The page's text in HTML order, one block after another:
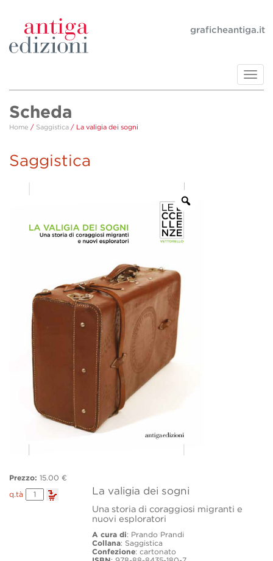
graficheantiga.it
Scheda
Home / Saggistica / La valigia dei sogni
Saggistica
La valigia dei sogni
Una storia di coraggiosi migranti e
nuovi esploratori
A cura di: Prando Prandi
Collana: Saggistica
Confezione: cartonato
Prezzo: 15.00 €
q.tà
La
valigia